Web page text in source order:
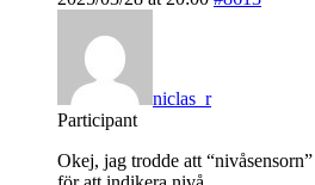
niclas_r
Participant
Okej, jag trodde att